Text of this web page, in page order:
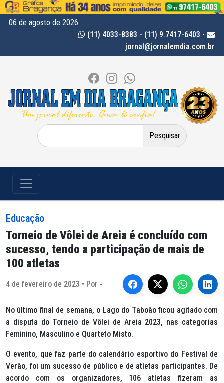
06 de agosto de 2026
(11) 4033-8383 - (11) 9.7417-6403 -
jornal@jornalemdia.com.br
Pesquisar
por:
Educação
Torneio de Vôlei de Areia é concluído com
sucesso, tendo a participação de mais de
100 atletas
4 de fevereiro de 2023 • Por -
No último final de semana, o Lago do Taboão ficou agitado com
a disputa do Torneio de Vôlei de Areia 2023, nas categorias
Feminino, Masculino e Quarteto Misto.
O evento, que faz parte do calendário esportivo do Festival de
Verão, foi um sucesso de público e de atletas participantes. De
acordo com os organizadores, 106 atletas fizeram as